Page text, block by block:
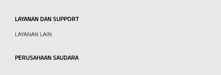
LAYANAN DAN SUPPORT
LAYANAN LAIN
PERUSAHAAN SAUDARA